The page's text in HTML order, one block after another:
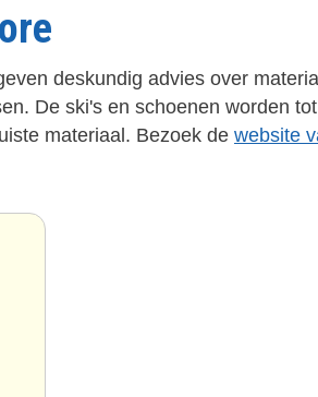
deskundig advies over
De ski's en schoenen worden
materiaal. Bezoek de website